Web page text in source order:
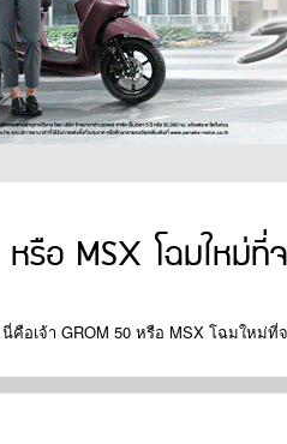
รือ MSX โฉมใหม่ที่
นี่คือเจ้า GROM 50 หรือ MSX โฉมใหม่ที่